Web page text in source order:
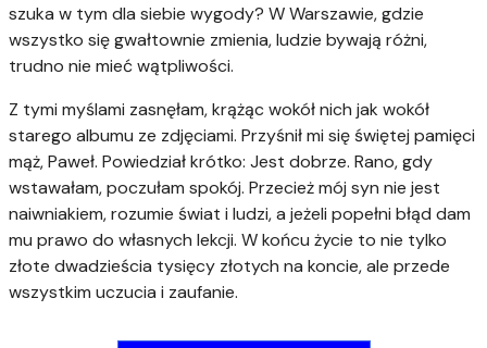
szuka w tym dla siebie wygody? W Warszawie, gdzie
wszystko się gwałtownie zmienia, ludzie bywają różni,
trudno nie mieć wątpliwości.
Z tymi myślami zasnęłam, krążąc wokół nich jak wokół
starego albumu ze zdjęciami. Przyśnił mi się świętej pamięci
mąż, Paweł. Powiedział krótko: Jest dobrze. Rano, gdy
wstawałam, poczułam spokój. Przecież mój syn nie jest
naiwniakiem, rozumie świat i ludzi, a jeżeli popełni błąd dam
mu prawo do własnych lekcji. W końcu życie to nie tylko
złote dwadzieścia tysięcy złotych na koncie, ale przede
wszystkim uczucia i zaufanie.